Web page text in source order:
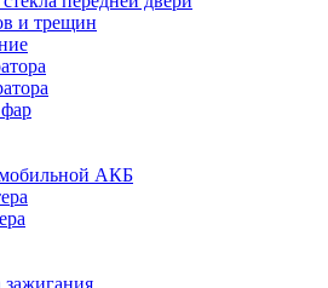
и трещин
АКБ
зажигания